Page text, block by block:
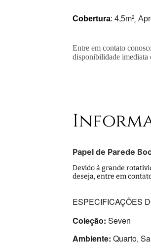
Cobertura: 4,5m²˛
Entre em contato
disponibilidade imediata
Papel de Parede
Devido à grande
deseja, entre em
ESPECIFICAÇÕES
Coleção: Seven
Ambiente: Quarto,